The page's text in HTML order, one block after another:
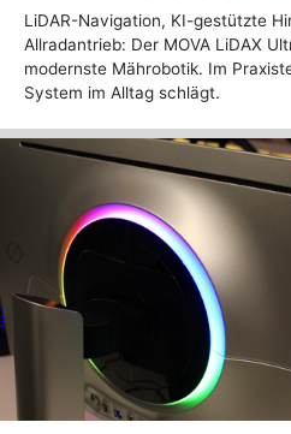
LiDAR-Navigation, KI-gestützte
Allradantrieb: Der MOVA LiDAX
modernste Mährobotik. Im
System im Alltag schlägt.